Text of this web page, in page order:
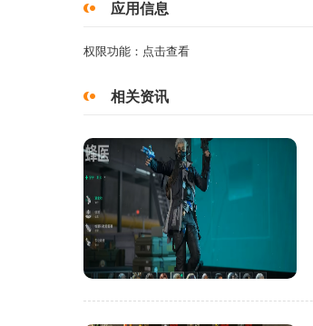
应用信息
权限功能： 点击查看
相关资讯